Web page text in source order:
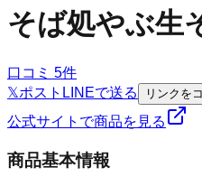
そば処やぶ生
口コミ 5件
𝕏ポスト LINEで送る リンクを
公式サイトで商品を見る
商品基本情報